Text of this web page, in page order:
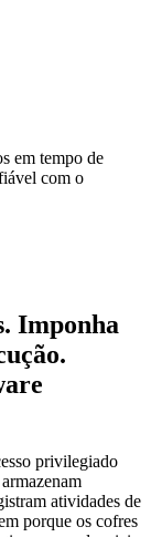
em tempo de
com o
Imponha
privilegiado
atividades de
porque os cofres